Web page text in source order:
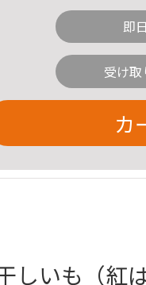
即
受け
カ
しいも（紅